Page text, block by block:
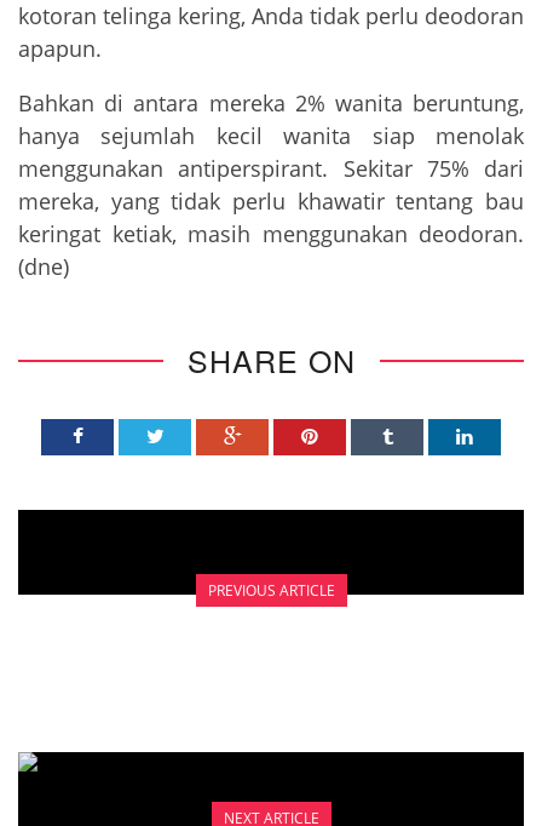
kotoran telinga kering, Anda tidak perlu deodoran
apapun.
Bahkan di antara mereka 2% wanita beruntung,
hanya sejumlah kecil wanita siap menolak
menggunakan antiperspirant. Sekitar 75% dari
mereka, yang tidak perlu khawatir tentang bau
keringat ketiak, masih menggunakan deodoran.
(dne)
SHARE ON
PREVIOUS ARTICLE
NEXT ARTICLE